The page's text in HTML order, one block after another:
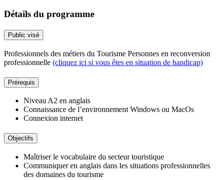
Détails du programme
Public visé
Professionnels des métiers du Tourisme Personnes en reconversion
professionnelle (cliquez ici si vous êtes en situation de handicap)
Prérequis
Niveau A2 en anglais
Connaissance de l’environnement Windows ou MacOs
Connexion internet
Objectifs
Maîtriser le vocabulaire du secteur touristique
Communiquer en anglais dans les situations professionnelles
des domaines du tourisme